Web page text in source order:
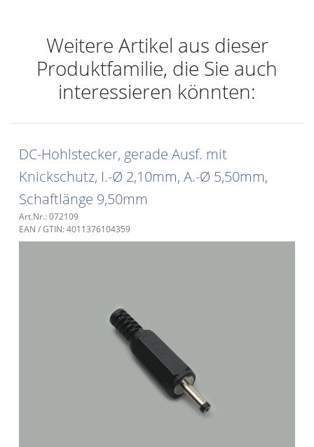
Weitere Artikel aus dieser
Produktfamilie, die Sie auch
interessieren könnten:
DC-Hohlstecker, gerade Ausf. mit
Knickschutz, I.-Ø 2,10mm, A.-Ø 5,50mm,
Schaftlänge 9,50mm
Art.Nr.: 072109
EAN / GTIN: 4011376104359